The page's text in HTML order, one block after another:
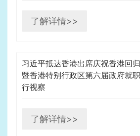
了解详情>>
习近平抵达香港出席庆祝香港回
暨香港特别行政区第六届政府就
行视察
了解详情>>